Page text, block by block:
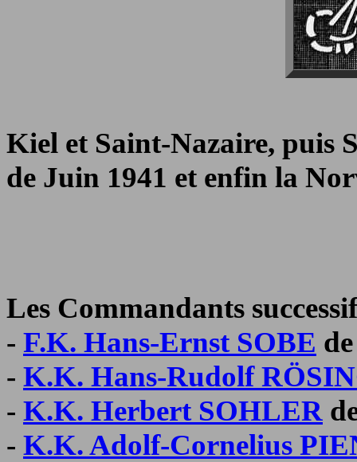
Kiel et Saint-Nazaire, puis
de Juin 1941 et enfin la
Les Commandants
- F.K. Hans-Ernst SOBE
- K.K. Hans-Rudolf
- K.K. Herbert SOHLER
- K.K. Adolf-Cornelius